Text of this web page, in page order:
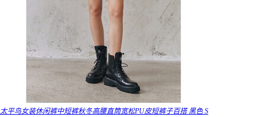
太平鸟女装休闲裤中短裤秋冬高腰直筒宽松PU皮短裤子百搭 黑色 S